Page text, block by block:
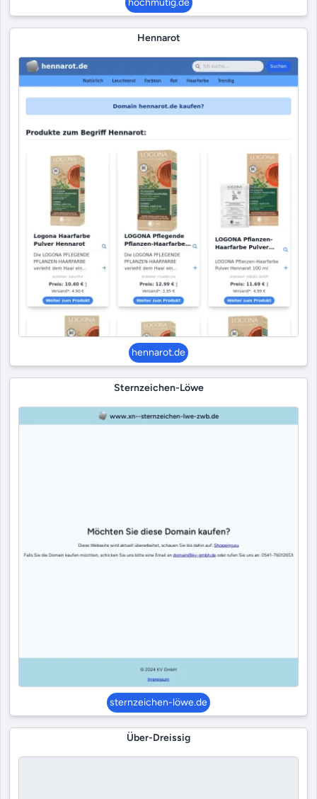
hochmütig.de
Hennarot
hennarot.de
Sternzeichen-Löwe
sternzeichen-löwe.de
Über-Dreissig